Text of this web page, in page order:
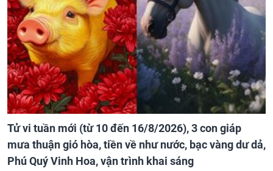
Tử vi tuần mới (từ 10 đến 16/8/2026), 3 con giáp
mưa thuận gió hòa, tiền về như nước, bạc vàng dư dả,
Phú Quý Vinh Hoa, vận trình khai sáng